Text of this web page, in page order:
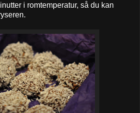
i romtemperatur, så du kan